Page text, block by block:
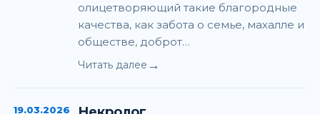
олицетворяющий такие благородные
качества, как забота о семье, махалле и
обществе, доброт…
Читать далее →
19.03.2026